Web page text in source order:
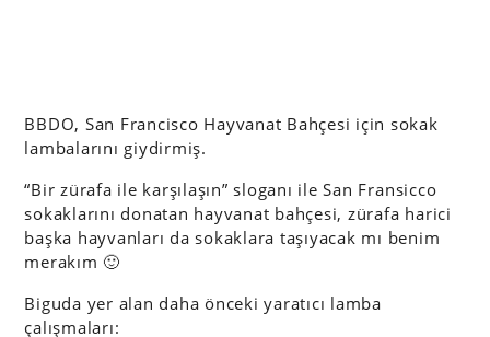
BBDO, San Francisco Hayvanat Bahçesi için sokak
lambalarını giydirmiş.
“Bir zürafa ile karşılaşın” sloganı ile San Fransicco
sokaklarını donatan hayvanat bahçesi, zürafa harici
başka hayvanları da sokaklara taşıyacak mı benim
merakım 🙂
Biguda yer alan daha önceki yaratıcı lamba
çalışmaları: